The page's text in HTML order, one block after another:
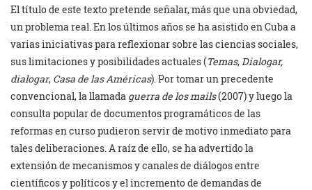
El título de este texto pretende señalar, más que una obviedad,
un problema real. En los últimos años se ha asistido en Cuba a
varias iniciativas para reflexionar sobre las ciencias sociales,
sus limitaciones y posibilidades actuales (Temas,Dialogar,
dialogar, Casa de las Américas). Por tomar un precedente
convencional, la llamada guerra de los mails(2007) y luego la
consulta popular de documentos programáticos de las
reformas en curso pudieron servir de motivo inmediato para
tales deliberaciones. A raíz de ello, se ha advertido la
extensión de mecanismos y canales de diálogos entre
científicos y políticos y el incremento de demandas de